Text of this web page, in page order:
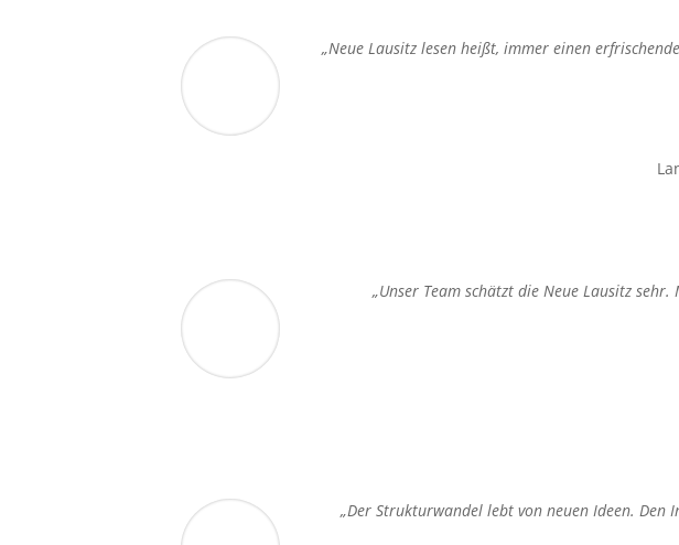
„Neue Lausitz lesen heißt, immer einen
„Unser Team schätzt die Neue Lausitz
„Der Strukturwandel lebt von neuen Ideen. Den